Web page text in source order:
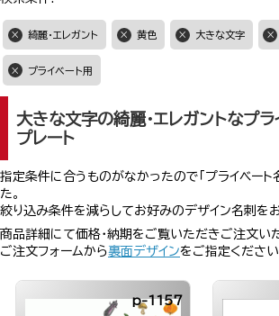
綺麗・エレガント 黄色 大きな文字
プライベート用
大きな文字の綺麗・エレガントなプラ
プレート
指定条件に合うものがなかったので「プライベート
た。
絞り込み条件を減らしてお好みのデザイン名刺をお
商品詳細にて価格・納期をご覧いただきご注文い
ご注文フォームから裏面デザインをご指定ください
p-1157